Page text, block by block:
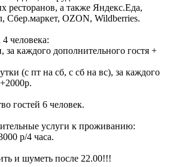
ресторанов, а также Яндекс.Еда,
Сбер.маркет, OZON, Wildberries.
человека:
за каждого дополнительного гостя +
(с пт на сб, с сб на вс), за каждого
гостей 6 человек.
услуги к проживанию:
р/4 часа.
и шуметь после 22.00!!!